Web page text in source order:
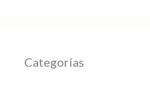
Categorías